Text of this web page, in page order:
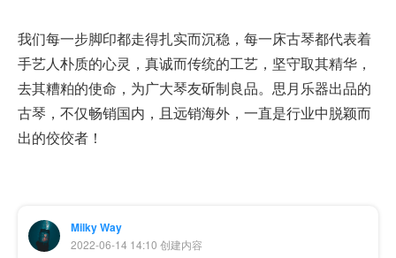
我们每一步脚印都走得扎实而沉稳，每一床古琴都代表着
手艺人朴质的心灵，真诚而传统的工艺，坚守取其精华，
去其糟粕的使命，为广大琴友斫制良品。思月乐器出品的
古琴，不仅畅销国内，且远销海外，一直是行业中脱颖而
出的佼佼者！
Milky Way
2022-06-14 14:10 创建内容